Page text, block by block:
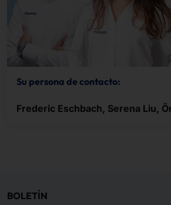
Su persona de contacto:
Frederic Eschbach, Serena Liu,
BOLETÍN